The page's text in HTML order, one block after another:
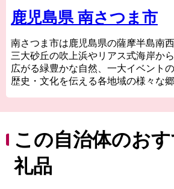
鹿児島県 南さつま市
南さつま市は鹿児島県の薩摩半島南
三大砂丘の吹上浜やリアス式海岸か
広がる緑豊かな自然、一大イベント
歴史・文化を伝える各地域の様々な
ふるさと納税を通して、南さつま市
お返しさせていただき、もっともっ
てほしい！との思いで取り組んでいま
この自治体のお
礼品